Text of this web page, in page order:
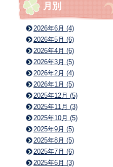
月別
2026年6月 (4)
2026年5月 (6)
2026年4月 (6)
2026年3月 (5)
2026年2月 (4)
2026年1月 (5)
2025年12月 (5)
2025年11月 (3)
2025年10月 (5)
2025年9月 (5)
2025年8月 (5)
2025年7月 (6)
2025年6月 (3)